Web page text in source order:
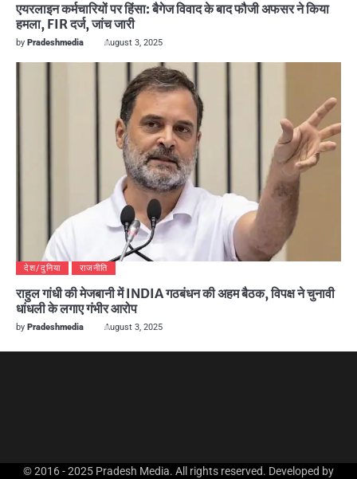
एयरलाइन कर्मचारियों पर हिंसा: बैगेज विवाद के बाद फौजी अफसर ने किया
हमला, FIR दर्ज, जांच जारी
by Pradeshmedia August 3, 2025
देश/दुनिया राजनीति
राहुल गांधी की मेजबानी में INDIA गठबंधन की अहम बैठक, विपक्ष ने चुनावी
धांधली के लगाए गंभीर आरोप
by Pradeshmedia August 3, 2025
© 2016 - 2025 Pradesh Media. All rights reserved. Developed by